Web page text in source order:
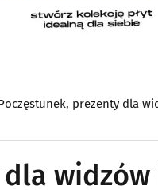
prezenty dla